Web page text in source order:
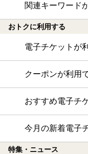
関連キーワード
おトクに利用する
電子チケットが
クーポンが利用
おすすめ電子チ
今月の新着電子
特集・ニュース